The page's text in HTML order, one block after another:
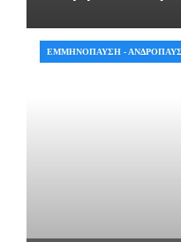
ΕΜΜΗΝΌΠΑΥΣΗ -